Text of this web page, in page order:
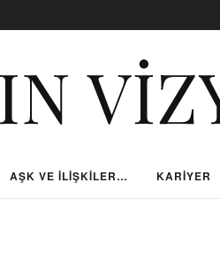
AŞK VE İLIŞKILER… KARIYER